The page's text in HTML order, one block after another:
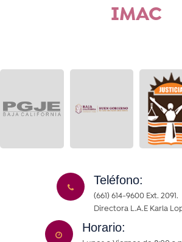
IMAC
Teléfono:
(661) 614-9600 Ext. 2091.
Directora L.A.E Karla
Horario: